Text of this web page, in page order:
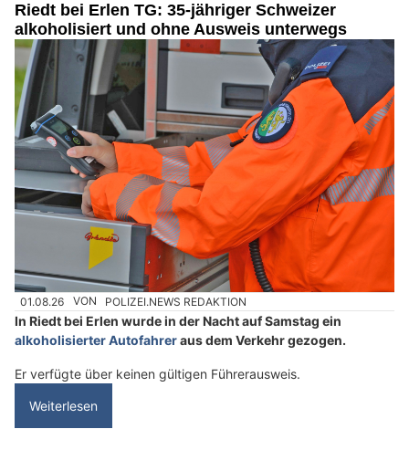
Riedt bei Erlen TG: 35-jähriger Schweizer
alkoholisiert und ohne Ausweis unterwegs
01.08.26 VON POLIZEI.NEWS REDAKTION
In Riedt bei Erlen wurde in der Nacht auf Samstag ein
alkoholisierter Autofahreraus dem Verkehr gezogen.
Er verfügte über keinen gültigen Führerausweis.
Weiterlesen